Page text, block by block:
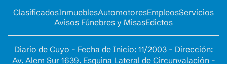
ClasificadosInmueblesAutomotoresEmpleosServicios
Avisos Fúnebres y MisasEdictos
Diario de Cuyo - Fecha de Inicio: 11/2003 - Dirección:
Av. Alem Sur 1639. Esquina Lateral de Circunvalación -